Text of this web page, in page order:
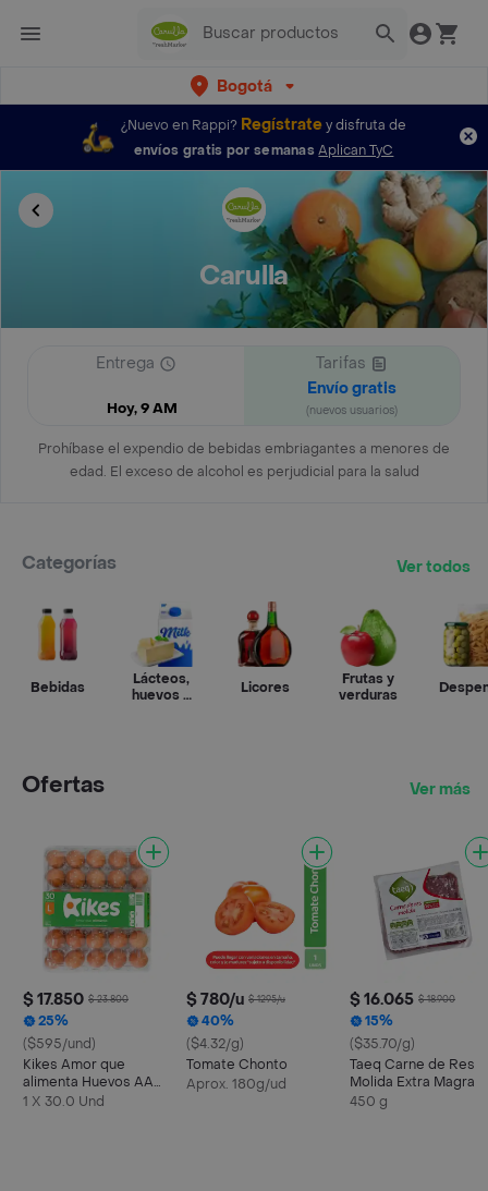
Bogotá
¿Nuevo en Rappi? Regístratey disfruta de
envíos gratis por semanas Aplican TyC
Carulla
Entrega
Hoy, 9 AM
Tarifas
Envío gratis
(nuevos usuarios)
Prohíbase el expendio de bebidas embriagantes a menores de
edad. El exceso de alcohol es perjudicial para la salud
Categorías Ver todos
Bebidas
Lácteos,
huevos y
Licores
Frutas y
verduras
Ofertas Ver más
$ 17.850 $ 23.800
25%
($595/und)
Kikes Amor que
alimenta Huevos AA
Rojos L
1 X 30.0 Und
$ 780/u $ 1295/u
40%
($4.32/g)
Tomate Chonto
Aprox. 180g/ud
$ 16.065 $ 18.900
15%
($35.70/g)
Taeq Carne de Res
Molida Extra Magra
450 g